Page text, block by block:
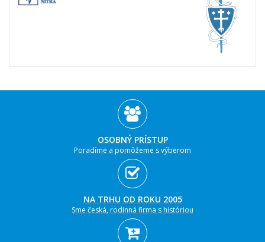
OSOBNÝ PRÍSTUP
Poradíme a pomôžeme s výberom
NA TRHU OD ROKU 2005
Sme česká, rodinná firma s históriou